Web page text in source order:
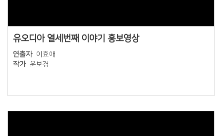
유오디아 열세번째 이야기 홍보영상
연출자 이효애
작가 윤보경